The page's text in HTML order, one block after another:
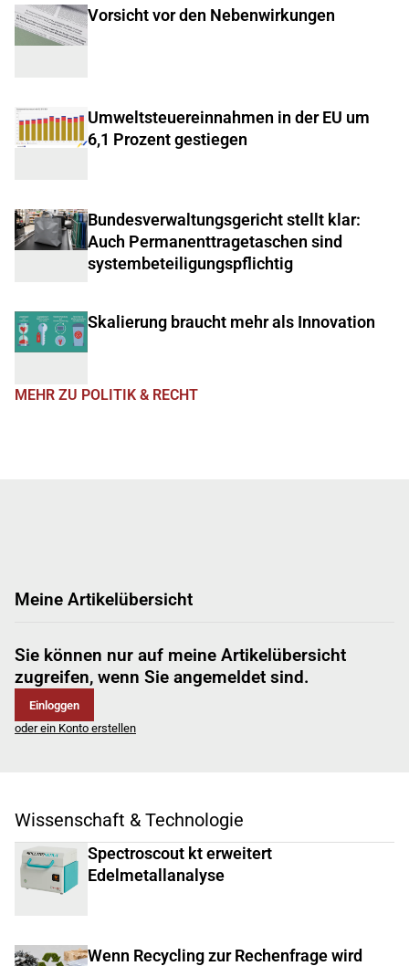
Vorsicht vor den Nebenwirkungen
Umweltsteuereinnahmen in der EU um
6,1 Prozent gestiegen
Bundesverwaltungsgericht stellt klar:
Auch Permanenttragetaschen sind
systembeteiligungspflichtig
Skalierung braucht mehr als Innovation
MEHR ZU POLITIK & RECHT
Meine Artikelübersicht
Sie können nur auf meine Artikelübersicht
zugreifen, wenn Sie angemeldet sind.
Einloggen
oder ein Konto erstellen
Wissenschaft & Technologie
Spectroscout kt erweitert
Edelmetallanalyse
Wenn Recycling zur Rechenfrage wird